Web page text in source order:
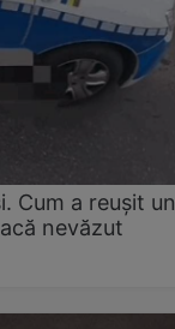
Cum a reușit un
nevăzut